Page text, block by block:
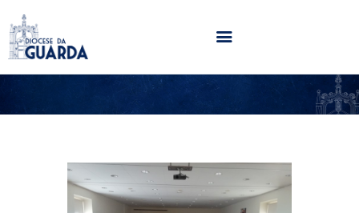
HOME
PARÓQUIAS
NOTÍCIAS